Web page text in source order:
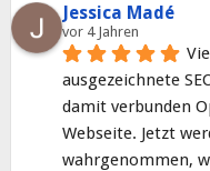
Jessica Madé
vor 4 Jahren
ausgezeichnete
damit verbunden
Webseite. Jetzt
wahrgenommen,